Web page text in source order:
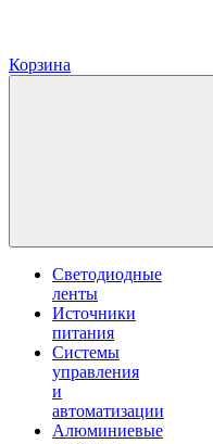
Корзина
Светодиодные
ленты
Источники
питания
Системы
управления
и
автоматизации
Алюминиевые